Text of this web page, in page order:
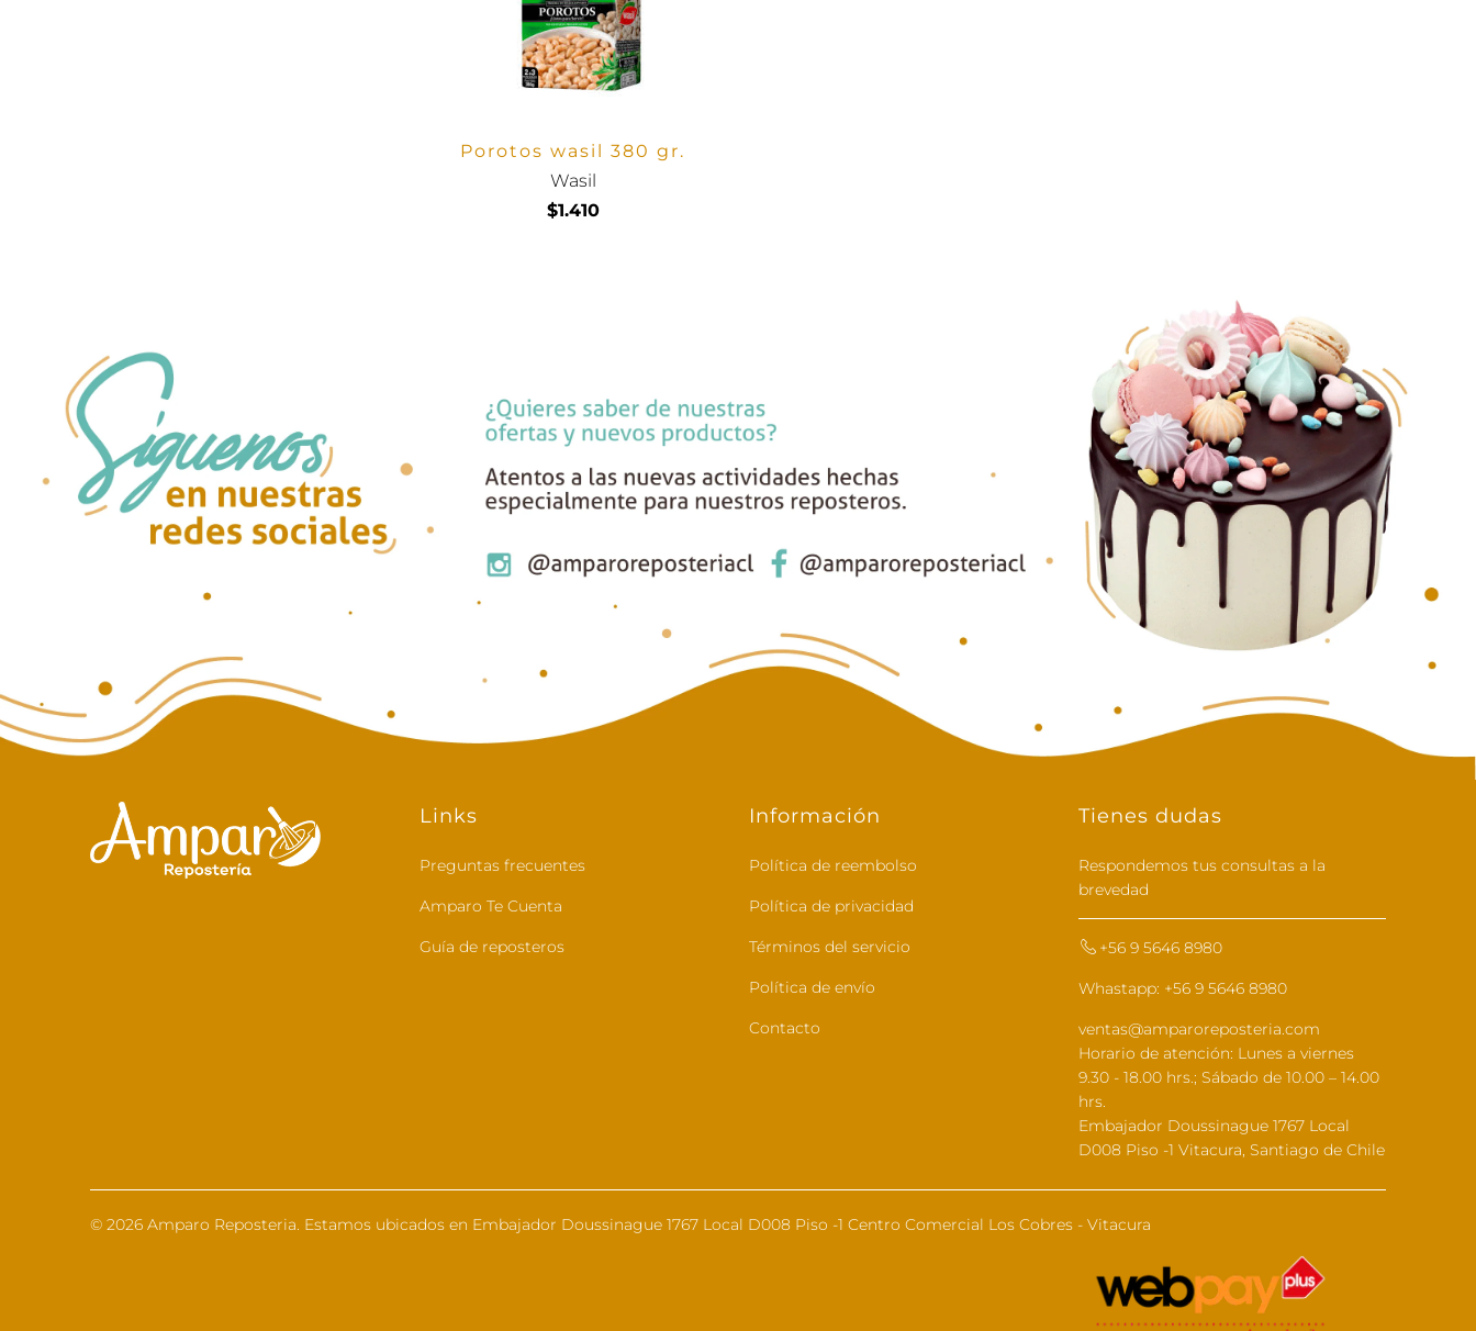
Porotos wasil 380 gr.
Wasil
$1.410
Links
Preguntas frecuentes
Amparo Te Cuenta
Guía de reposteros
Información
Política de reembolso
Política de privacidad
Términos del servicio
Política de envío
Contacto
Tienes dudas
Respondemos tus consultas a la
brevedad
+56 9 5646 8980
Whastapp: +56 9 5646 8980
ventas@amparoreposteria.com
Horario de atención: Lunes a viernes
9.30 - 18.00 hrs.; Sábado de 10.00 – 14.00
hrs.
Embajador Doussinague 1767 Local
D008 Piso -1 Vitacura, Santiago de Chile
© 2026 Amparo Reposteria. Estamos ubicados en Embajador Doussinague 1767 Local D008 Piso -1 Centro Comercial Los Cobres - Vitacura